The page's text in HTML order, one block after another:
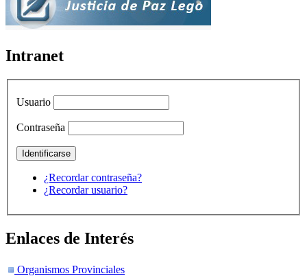
Intranet
Usuario
Contraseña
¿Recordar contraseña?
¿Recordar usuario?
Enlaces de Interés
Organismos Provinciales